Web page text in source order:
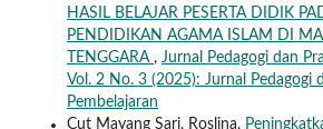
HASIL BELAJAR PESERTA DIDIK
PENDIDIKAN AGAMA ISLAM DI MA
TENGGARA , Jurnal Pedagogi dan
Vol. 2 No. 3 (2025): Jurnal Pedagogi
Pembelajaran
Cut Mayang Sari, Roslina,